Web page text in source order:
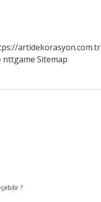
artidekorasyon.com.tr
nttgame Sitemap
?